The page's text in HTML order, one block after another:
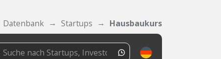
Datenbank Startups Hausbaukurs